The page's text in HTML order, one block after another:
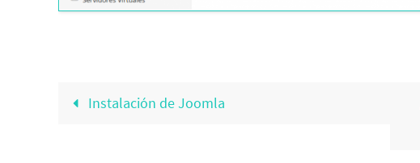
Instalación de Joomla